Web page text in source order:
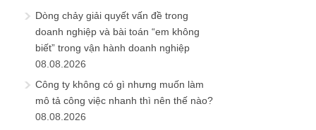
Dòng chảy giải quyết vấn đề trong
doanh nghiệp và bài toán “em không
biết” trong vận hành doanh nghiệp
08.08.2026
Công ty không có gì nhưng muốn làm
mô tả công việc nhanh thì nên thế nào?
08.08.2026